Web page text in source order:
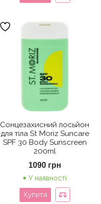
Сонцезахисний лосьйон
для тіла St Moriz Suncare
SPF 30 Body Sunscreen
200ml
1090 грн
У наявності
Купити